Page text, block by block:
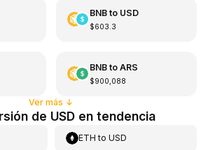
BNBto USD
$603.3
BNBto ARS
$900,088
Ver más ↓
de USD en tendencia
ETH toUSD